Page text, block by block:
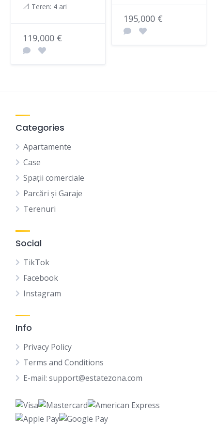
📐 Teren: 4 ari
119,000 €
195,000 €
Categories
Apartamente
Case
Spații comerciale
Parcări și Garaje
Terenuri
Social
TikTok
Facebook
Instagram
Info
Privacy Policy
Terms and Conditions
E-mail: support@estatezona.com